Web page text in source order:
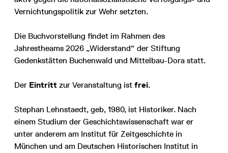
Vernichtungspolitik zur Wehr setzten.
Die Buchvorstellung findet im Rahmen des
Jahrestheams 2026 „Widerstand“ der Stiftung
Gedenkstätten Buchenwald und Mittelbau-Dora statt.
Der Eintritt zur Veranstaltung ist frei.
Stephan Lehnstaedt, geb, 1980, ist Historiker. Nach
einem Studium der Geschichtswissenschaft war er
unter anderem am Institut für Zeitgeschichte in
München und am Deutschen Historischen Institut in